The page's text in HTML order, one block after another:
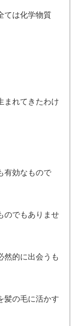
ては化学物質
まれてきたわけ
有効なもので
のでもありませ
然的に出会うも
髪の毛に活かす